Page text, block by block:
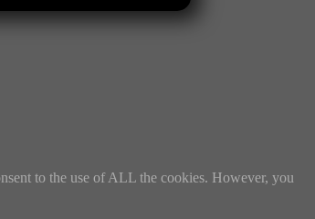
to the use of ALL the cookies. However, you